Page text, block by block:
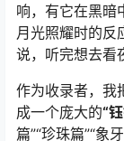
响，有它在黑暗
月光照耀时的反
说，听完想去看
作为收录者，我
成一个庞大的“
篇”“珍珠篇”“象